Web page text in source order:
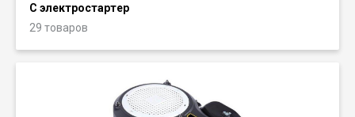
С электростартер
29 товаров